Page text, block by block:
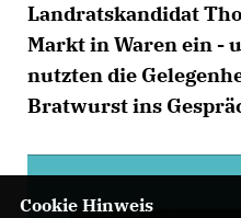
Landratskandidat
Markt in Waren ein -
nutzten die
Bratwurst ins
Cookie Hinweis